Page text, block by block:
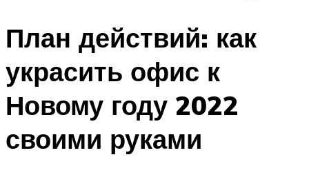
План действий: как
украсить офис к
Новому году 2022
своими руками